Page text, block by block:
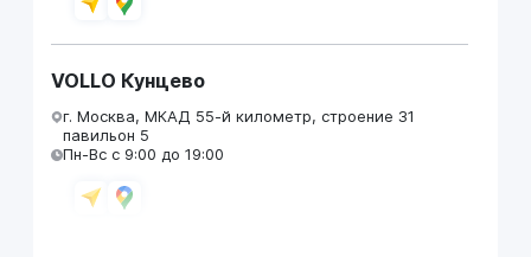
VOLLO Кунцево
г. Москва, МКАД 55-й километр, строение 31
павильон 5
Пн-Вс с 9:00 до 19:00